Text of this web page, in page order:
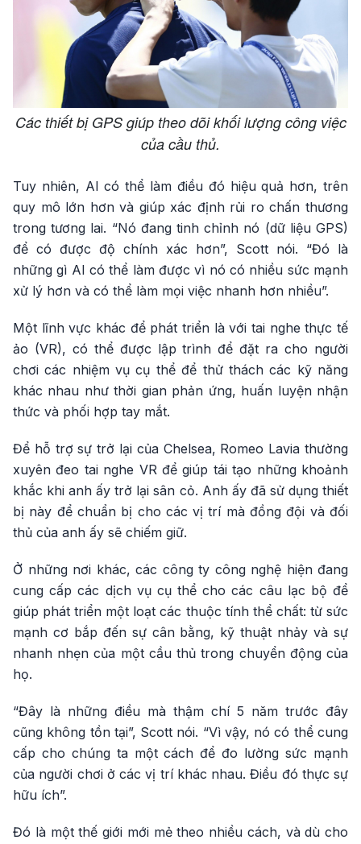
Các thiết bị GPS giúp theo dõi khối lượng công việc
của cầu thủ.
Tuy nhiên, AI có thể làm điều đó hiệu quả hơn, trên
quy mô lớn hơn và giúp xác định rủi ro chấn thương
trong tương lai. “Nó đang tinh chỉnh nó (dữ liệu GPS)
để có được độ chính xác hơn”, Scott nói. “Đó là
những gì AI có thể làm được vì nó có nhiều sức mạnh
xử lý hơn và có thể làm mọi việc nhanh hơn nhiều”.
Một lĩnh vực khác để phát triển là với tai nghe thực tế
ảo (VR), có thể được lập trình để đặt ra cho người
chơi các nhiệm vụ cụ thể để thử thách các kỹ năng
khác nhau như thời gian phản ứng, huấn luyện nhận
thức và phối hợp tay mắt.
Để hỗ trợ sự trở lại của Chelsea, Romeo Lavia thường
xuyên đeo tai nghe VR để giúp tái tạo những khoảnh
khắc khi anh ấy trở lại sân cỏ. Anh ấy đã sử dụng thiết
bị này để chuẩn bị cho các vị trí mà đồng đội và đối
thủ của anh ấy sẽ chiếm giữ.
Ở những nơi khác, các công ty công nghệ hiện đang
cung cấp các dịch vụ cụ thể cho các câu lạc bộ để
giúp phát triển một loạt các thuộc tính thể chất: từ sức
mạnh cơ bắp đến sự cân bằng, kỹ thuật nhảy và sự
nhanh nhẹn của một cầu thủ trong chuyển động của
họ.
“Đây là những điều mà thậm chí 5 năm trước đây
cũng không tồn tại”, Scott nói. “Vì vậy, nó có thể cung
cấp cho chúng ta một cách để đo lường sức mạnh
của người chơi ở các vị trí khác nhau. Điều đó thực sự
hữu ích”.
Đó là một thế giới mới mẻ theo nhiều cách, và dù cho